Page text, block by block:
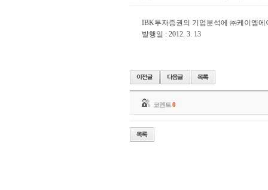
IBK투자증권의 기업분석에 ㈜케이엠
발행일 : 2012. 3. 13
코멘트 0